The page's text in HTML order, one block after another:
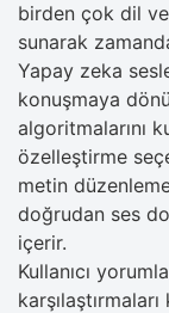
birden çok dil
sunarak
Yapay zeka
konuşmaya
algoritmalarını
özelleştirme
metin
doğrudan ses
içerir.
Kullanıcı